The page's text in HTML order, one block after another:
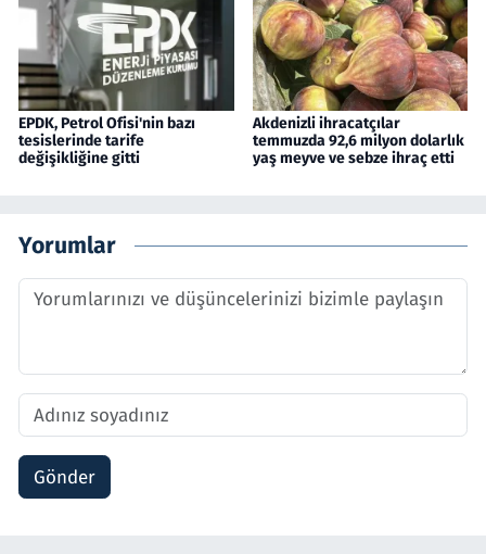
EPDK, Petrol Ofisi'nin bazı
tesislerinde tarife
değişikliğine gitti
Akdenizli ihracatçılar
temmuzda 92,6 milyon dolarlık
yaş meyve ve sebze ihraç etti
Yorumlar
Gönder